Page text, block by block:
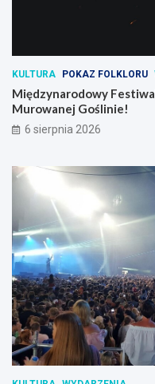
KULTURA POKAZ FOLKLORU
Międzynarodowy
Murowanej Goślinie!
6 sierpnia 2026